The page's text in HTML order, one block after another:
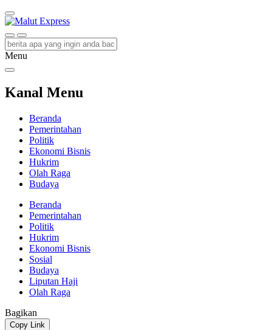
Malut Express
Berita Lebih Cepat
Menu
Kanal Menu
Beranda
Pemerintahan
Politik
Ekonomi Bisnis
Hukrim
Olah Raga
Budaya
Beranda
Pemerintahan
Politik
Hukrim
Ekonomi Bisnis
Sosial
Budaya
Liputan Haji
Olah Raga
Bagikan
Copy Link